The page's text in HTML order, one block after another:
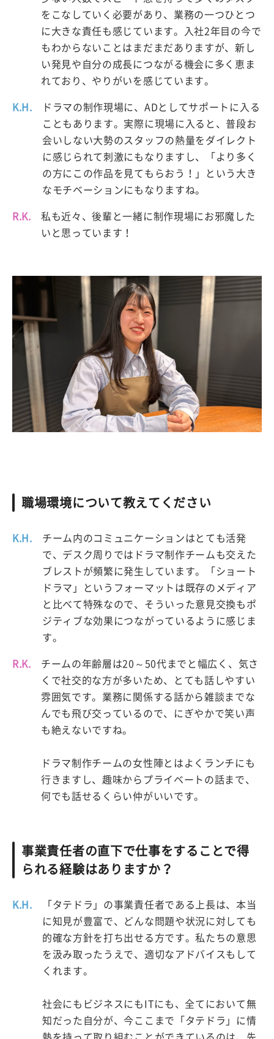
をこなしていく必要があり、業務の一つひとつ
に大きな責任も感じています。入社2年目の今で
もわからないことはまだまだありますが、新し
い発見や自分の成長につながる機会に多く恵ま
れており、やりがいを感じています。
K.H.
ドラマの制作現場に、ADとしてサポートに入る
こともあります。実際に現場に入ると、普段お
会いしない大勢のスタッフの熱量をダイレクト
に感じられて刺激にもなりますし、「より多く
の方にこの作品を見てもらおう！」という大き
なモチベーションにもなりますね。
R.K.
私も近々、後輩と一緒に制作現場にお邪魔した
いと思っています！
職場環境について教えてください
K.H.
チーム内のコミュニケーションはとても活発
で、デスク周りではドラマ制作チームも交えた
ブレストが頻繁に発生しています。「ショート
ドラマ」というフォーマットは既存のメディア
と比べて特殊なので、そういった意見交換もポ
ジティブな効果につながっているように感じま
す。
R.K.
チームの年齢層は20～50代までと幅広く、気さ
くで社交的な方が多いため、とても話しやすい
雰囲気です。業務に関係する話から雑談までな
んでも飛び交っているので、にぎやかで笑い声
も絶えないですね。
ドラマ制作チームの女性陣とはよくランチにも
行きますし、趣味からプライベートの話まで、
何でも話せるくらい仲がいいです。
事業責任者の直下で仕事をすることで得
られる経験はありますか？
K.H.
「タテドラ」の事業責任者である上長は、本当
に知見が豊富で、どんな問題や状況に対しても
的確な方針を打ち出せる方です。私たちの意思
を汲み取ったうえで、適切なアドバイスもして
くれます。
社会にもビジネスにもITにも、全てにおいて無
知だった自分が、今ここまで「タテドラ」に情